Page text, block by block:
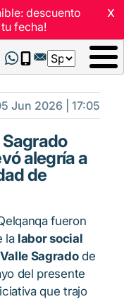
x
descuento
fecha!
Select
your
Jun 2026 | 17:05
Sagrado
alegría a
de
fueron
la labor social
Valle Sagradode
del presente
que trajo